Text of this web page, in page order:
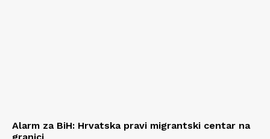
Alarm za BiH: Hrvatska pravi migrantski centar na